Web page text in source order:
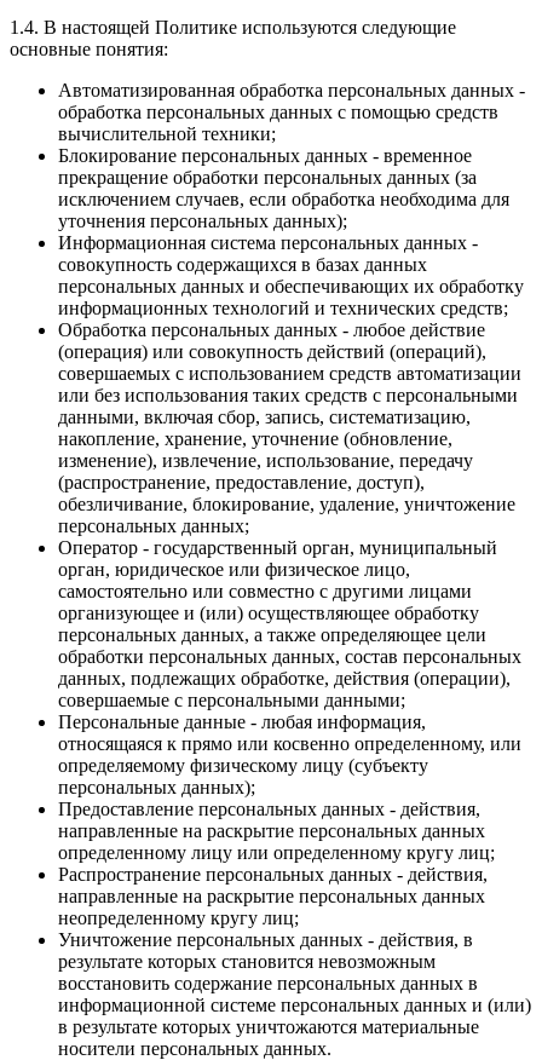
1.4. В настоящей Политике используются следующие
основные понятия:
Автоматизированная обработка персональных данных -
обработка персональных данных с помощью средств
вычислительной техники;
Блокирование персональных данных - временное
прекращение обработки персональных данных (за
исключением случаев, если обработка необходима для
уточнения персональных данных);
Информационная система персональных данных -
совокупность содержащихся в базах данных
персональных данных и обеспечивающих их обработку
информационных технологий и технических средств;
Обработка персональных данных - любое действие
(операция) или совокупность действий (операций),
совершаемых с использованием средств автоматизации
или без использования таких средств с персональными
данными, включая сбор, запись, систематизацию,
накопление, хранение, уточнение (обновление,
изменение), извлечение, использование, передачу
(распространение, предоставление, доступ),
обезличивание, блокирование, удаление, уничтожение
персональных данных;
Оператор - государственный орган, муниципальный
орган, юридическое или физическое лицо,
самостоятельно или совместно с другими лицами
организующее и (или) осуществляющее обработку
персональных данных, а также определяющее цели
обработки персональных данных, состав персональных
данных, подлежащих обработке, действия (операции),
совершаемые с персональными данными;
Персональные данные - любая информация,
относящаяся к прямо или косвенно определенному, или
определяемому физическому лицу (субъекту
персональных данных);
Предоставление персональных данных - действия,
направленные на раскрытие персональных данных
определенному лицу или определенному кругу лиц;
Распространение персональных данных - действия,
направленные на раскрытие персональных данных
неопределенному кругу лиц;
Уничтожение персональных данных - действия, в
результате которых становится невозможным
восстановить содержание персональных данных в
информационной системе персональных данных и (или)
в результате которых уничтожаются материальные
носители персональных данных.